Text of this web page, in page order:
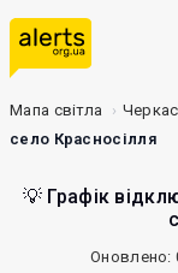
Мапа світла
село Красносілля
💡 Графік
Оновлено: